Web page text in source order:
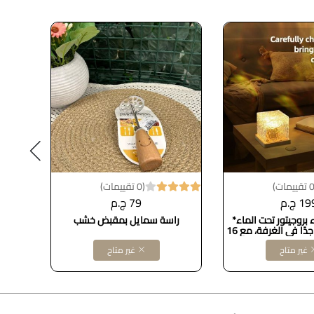
ج.م
بروجيتور تحت الماء*
يعطيك جو حلو جدًا في الغرفة، مع 16
مختلفين!
غير متاح
(0 تقييمات)
79 ج.م
راسة سمايل بمقبض خشب
غير متاح